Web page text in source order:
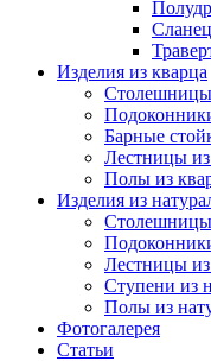
Сланец
Изделия из кварца
Столешницы
Барные
Лестницы из
Полы из
Изделия из
Столешницы
Лестницы из
Ступени из
Полы из
Фотогалерея
Статьи